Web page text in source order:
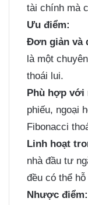
tài chính mà
Ưu điểm:
Đơn giản và
là một
thoái lui.
Phù hợp
phiếu, ngoại
Fibonacci
Linh hoạt
nhà đầu tư
đều có thể
Nhược điểm: